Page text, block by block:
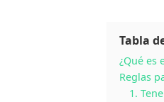
Tabla
¿Qué es
Reglas
1.